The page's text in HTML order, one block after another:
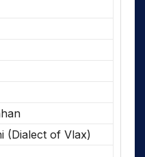
(Dialect of Vlax)